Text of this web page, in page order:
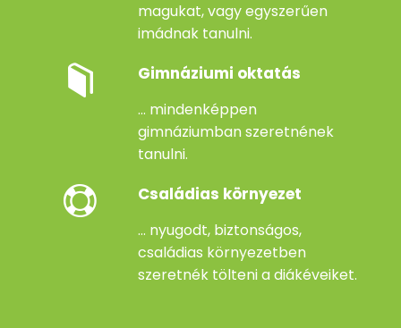
magukat, vagy egyszerűen
imádnak tanulni.
Gimnáziumi oktatás
... mindenképpen
gimnáziumban szeretnének
tanulni.
Családias környezet
... nyugodt, biztonságos,
családias környezetben
szeretnék tölteni a diákéveiket.